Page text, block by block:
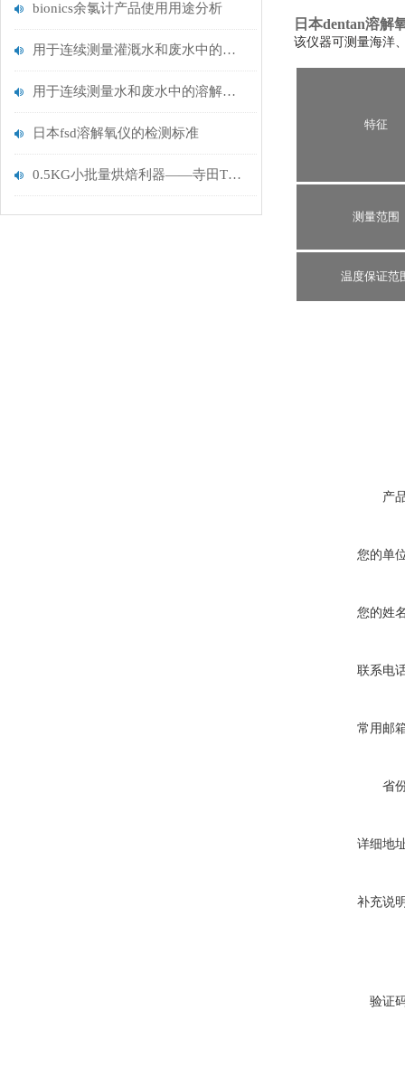
bionics余氯计产品使用用途分析
用于连续测量灌溉水和废水中的溶解氧技术
用于连续测量水和废水中的溶解氧技术
日本fsd溶解氧仪的检测标准
0.5KG小批量烘焙利器——寺田TR-1实测，对比远红外机型有何优势？
日本dentan溶解
该仪器可测量海洋
特征
测量范围
温度保证范
产
您的单
您的姓
联系电
常用邮
省
详细地
补充说
验证